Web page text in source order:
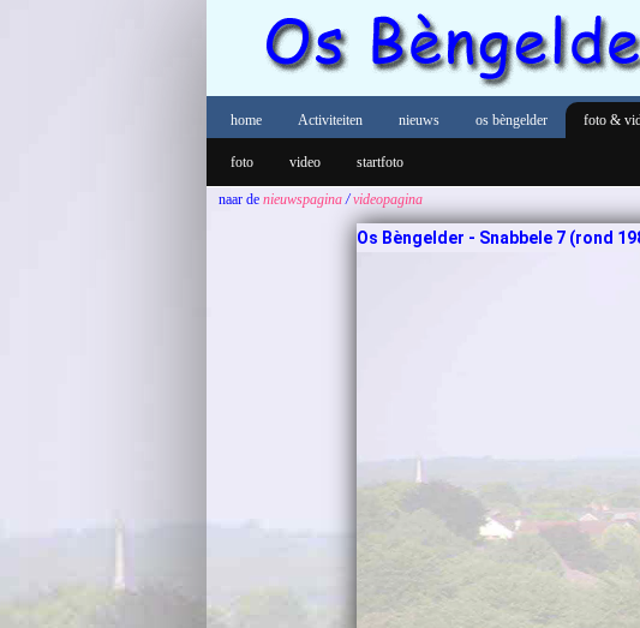
home Activiteiten nieuws os bèngelder foto &
foto video startfoto
naar de nieuwspagina/videopagina
Os Bèngelder - Snabbele 7 (rond